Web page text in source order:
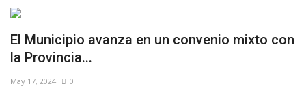
El Municipio avanza en un convenio mixto con
la Provincia...
May 17, 2024 0